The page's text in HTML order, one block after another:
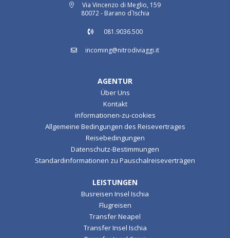
Via Vincenzo di Meglio, 159
80072 - Barano d`Ischia
081.9036.500
incoming@nitrodiviaggi.it
AGENTUR
Über Uns
Kontakt
informationen-zu-cookies
Allgemeine Bedingungen des Reisevertrages
Reisebedingungen
Datenschutz-Bestimmungen
Standardinformationen zu Pauschalreiseverträgen
LEISTUNGEN
Busreisen Insel Ischia
Flugreisen
Transfer Neapel
Transfer Insel Ischia